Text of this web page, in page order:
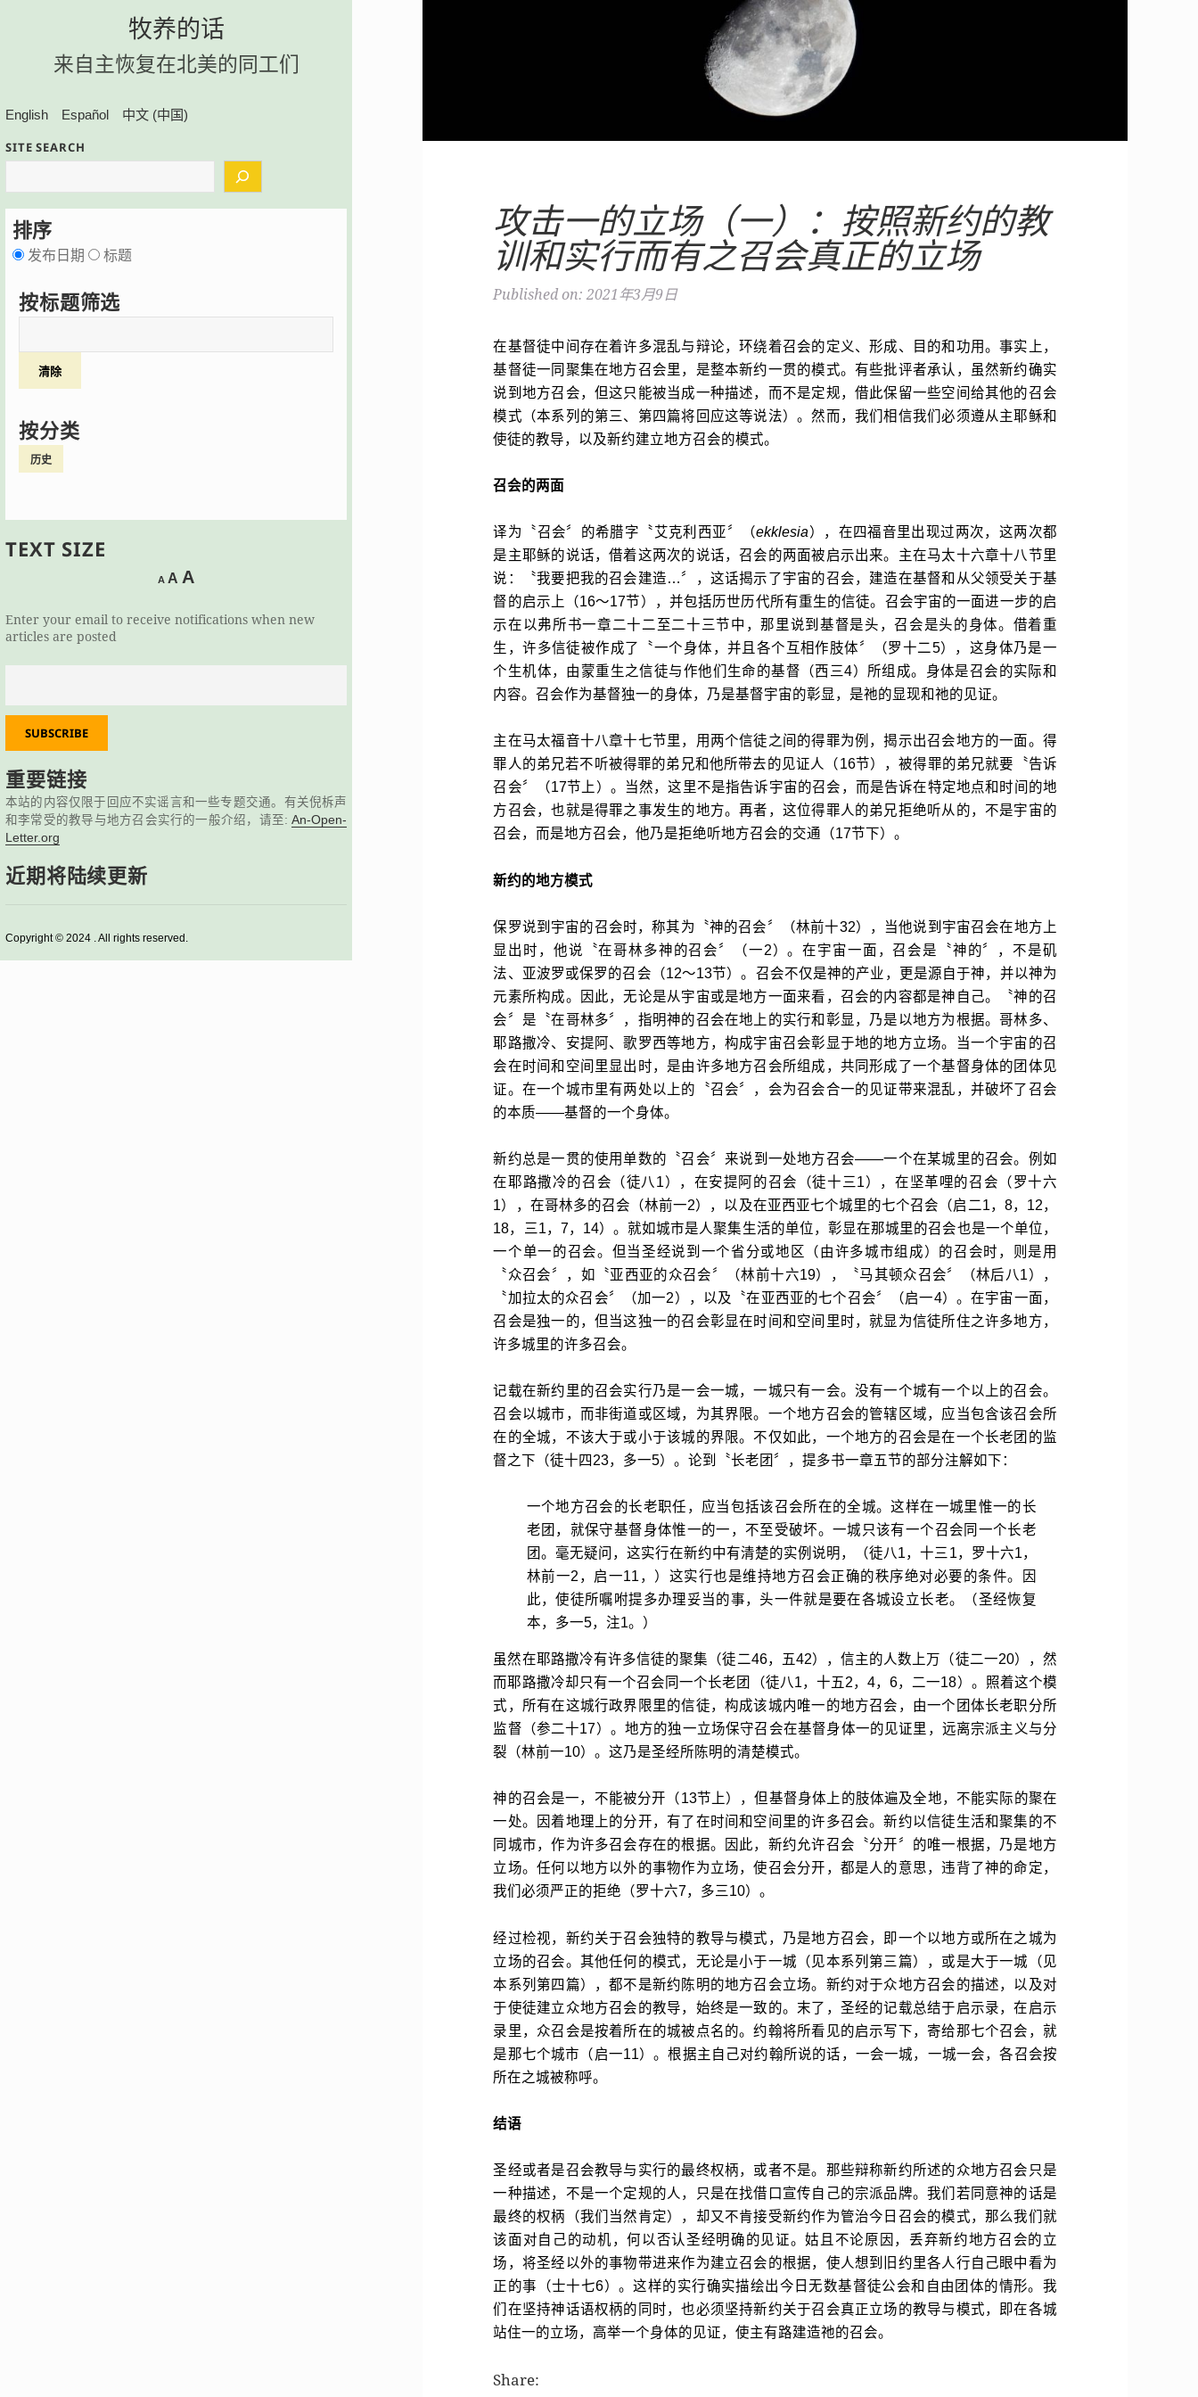
牧养的话
来自主恢复在北美的同工们
English Español 中文 (中国)
SITE SEARCH
排序
发布日期 标题
按标题筛选
清除
按分类
历史
TEXT SIZE
A
Decrease
font
A Reset
size.
A
size.
Enter your email to receive notifications when new
articles are posted
SUBSCRIBE
重要链接
本站的内容仅限于回应不实谣言和一些专题交通。有关倪柝声
和李常受的教导与地方召会实行的一般介绍，请至:An-Open-
Letter.org
近期将陆续更新
Copyright © 2024 . All rights reserved.
攻击一的立场（一）：按照新约的教
训和实行而有之召会真正的立场
Published on: 2021年3月9日
在基督徒中间存在着许多混乱与辩论，环绕着召会的定义、形成、目的和功用。事实上，
基督徒一同聚集在地方召会里，是整本新约一贯的模式。有些批评者承认，虽然新约确实
说到地方召会，但这只能被当成一种描述，而不是定规，借此保留一些空间给其他的召会
模式（本系列的第三、第四篇将回应这等说法）。然而，我们相信我们必须遵从主耶稣和
使徒的教导，以及新约建立地方召会的模式。
召会的两面
译为〝召会〞的希腊字〝艾克利西亚〞（ekklesia），在四福音里出现过两次，这两次都
是主耶稣的说话，借着这两次的说话，召会的两面被启示出来。主在马太十六章十八节里
说：〝我要把我的召会建造…〞，这话揭示了宇宙的召会，建造在基督和从父领受关于基
督的启示上（16～17节），并包括历世历代所有重生的信徒。召会宇宙的一面进一步的启
示在以弗所书一章二十二至二十三节中，那里说到基督是头，召会是头的身体。借着重
生，许多信徒被作成了〝一个身体，并且各个互相作肢体〞（罗十二5），这身体乃是一
个生机体，由蒙重生之信徒与作他们生命的基督（西三4）所组成。身体是召会的实际和
内容。召会作为基督独一的身体，乃是基督宇宙的彰显，是祂的显现和祂的见证。
主在马太福音十八章十七节里，用两个信徒之间的得罪为例，揭示出召会地方的一面。得
罪人的弟兄若不听被得罪的弟兄和他所带去的见证人（16节），被得罪的弟兄就要〝告诉
召会〞（17节上）。当然，这里不是指告诉宇宙的召会，而是告诉在特定地点和时间的地
方召会，也就是得罪之事发生的地方。再者，这位得罪人的弟兄拒绝听从的，不是宇宙的
召会，而是地方召会，他乃是拒绝听地方召会的交通（17节下）。
新约的地方模式
保罗说到宇宙的召会时，称其为〝神的召会〞（林前十32），当他说到宇宙召会在地方上
显出时，他说〝在哥林多神的召会〞（一2）。在宇宙一面，召会是〝神的〞，不是矶
法、亚波罗或保罗的召会（12～13节）。召会不仅是神的产业，更是源自于神，并以神为
元素所构成。因此，无论是从宇宙或是地方一面来看，召会的内容都是神自己。〝神的召
会〞是〝在哥林多〞，指明神的召会在地上的实行和彰显，乃是以地方为根据。哥林多、
耶路撒冷、安提阿、歌罗西等地方，构成宇宙召会彰显于地的地方立场。当一个宇宙的召
会在时间和空间里显出时，是由许多地方召会所组成，共同形成了一个基督身体的团体见
证。在一个城市里有两处以上的〝召会〞，会为召会合一的见证带来混乱，并破坏了召会
的本质——基督的一个身体。
新约总是一贯的使用单数的〝召会〞来说到一处地方召会——一个在某城里的召会。例如
在耶路撒冷的召会（徒八1），在安提阿的召会（徒十三1），在坚革哩的召会（罗十六
1），在哥林多的召会（林前一2），以及在亚西亚七个城里的七个召会（启二1，8，12，
18，三1，7，14）。就如城市是人聚集生活的单位，彰显在那城里的召会也是一个单位，
一个单一的召会。但当圣经说到一个省分或地区（由许多城市组成）的召会时，则是用
〝众召会〞，如〝亚西亚的众召会〞（林前十六19），〝马其顿众召会〞（林后八1），
〝加拉太的众召会〞（加一2），以及〝在亚西亚的七个召会〞（启一4）。在宇宙一面，
召会是独一的，但当这独一的召会彰显在时间和空间里时，就显为信徒所住之许多地方，
许多城里的许多召会。
记载在新约里的召会实行乃是一会一城，一城只有一会。没有一个城有一个以上的召会。
召会以城市，而非街道或区域，为其界限。一个地方召会的管辖区域，应当包含该召会所
在的全城，不该大于或小于该城的界限。不仅如此，一个地方的召会是在一个长老团的监
督之下（徒十四23，多一5）。论到〝长老团〞，提多书一章五节的部分注解如下：
一个地方召会的长老职任，应当包括该召会所在的全城。这样在一城里惟一的长
老团，就保守基督身体惟一的一，不至受破坏。一城只该有一个召会同一个长老
团。毫无疑问，这实行在新约中­有清楚的实例说明，（徒八1，十三1，罗十六1，
林前一2，启一11，）这实行也是维持地方召会正确的秩序绝对必要的条件。因
此，使徒所嘱咐提多办理妥当的事，头一件就是要在各城设立长老。（圣经恢复
本，多一5，注1。）
虽然在耶路撒冷有许多信徒的聚集（徒二46，五42），信主的人数上万（徒二一20），然
而耶路撒冷却只有一个召会同一个长老团（徒八1，十五2，4，6，二一18）。照着这个模
式，所有在这城行政界限里的信徒，构成该城内唯一的地方召会，由一个团体长老职分所
监督（参二十17）。地方的独一立场保守召会在基督身体一的见证里，远离宗派主义与分
裂（林前一10）。这乃是圣经所陈明的清楚模式。
神的召会是一，不能被分开（13节上），但基督身体上的肢体遍及全地，不能实际的聚在
一处。因着地理上的分开，有了在时间和空间里的许多召会。新约以信徒生活和聚集的不
同城市，作为许多召会存在的根据。因此，新约允许召会〝分开〞的唯一根据，乃是地方
立场。任何以地方以外的事物作为立场，使召会分开，都是人的意思，违背了神的命定，
我们必须严正的拒绝（罗十六7，多三10）。
经过检视，新约关于召会独特的教导与模式，乃是地方召会，即一个以地方或所在之城为
立场的召会。其他任何的模式，无论是小于一城（见本系列第三篇），或是大于一城（见
本系列第四篇），都不是新约陈明的地方召会立场。新约对于众地方召会的描述，以及对
于使徒建立众地方召会的教导，始终是一致的。末了，圣经的记载总结于启示录，在启示
录里，众召会是按着所在的城被点名的。约翰将所看见的启示写下，寄给那七个召会，就
是那七个城市（启一11）。根据主自己对约翰所说的话，一会一城，一城一会，各召会按
所在之城被称呼。
结语
圣经或者是召会教导与实行的最终权柄，或者不是。那些辩称新约所述的众地方召会只是
一种描述，不是一个定规的人，只是在找借口宣传自己的宗派品牌。我们若同意神的话是
最终的权柄（我们当然肯定），却又不肯接受新约作为管治今日召会的模式，那么我们就
该面对自己的动机，何以否认圣经明确的见证。姑且不论原因，丢弃新约地方召会的立
场，将圣经以外的事物带进来作为建立召会的根据，使人想到旧约里各人行自己眼中看为
正的事（士十七6）。这样的实行确实描绘出今日无数基督徒公会和自由团体的情形。我
们在坚持神话语权柄的同时，也必须坚持新约关于召会真正立场的教导与模式，即在各城
站住一的立场，高举一个身体的见证，使主有路建造祂的召会。
Share: